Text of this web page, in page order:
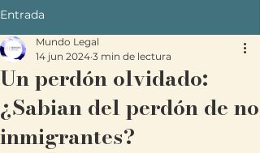
Entrada
Un perdón olvidado:
¿Sabian del perdón de no
inmigrantes?
Mundo Legal
14 jun 2024 3 min de lectura